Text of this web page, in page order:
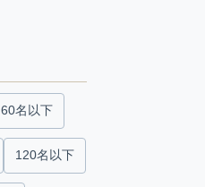
60名以下
120名以下